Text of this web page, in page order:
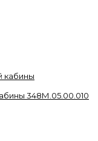
348М.05.00.010